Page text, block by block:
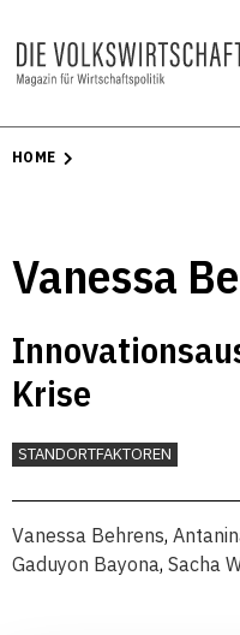
HOME
Vanessa
Krise
STANDORTFAKTOREN
Vanessa Behrens,
Gaduyon Bayona, Sacha